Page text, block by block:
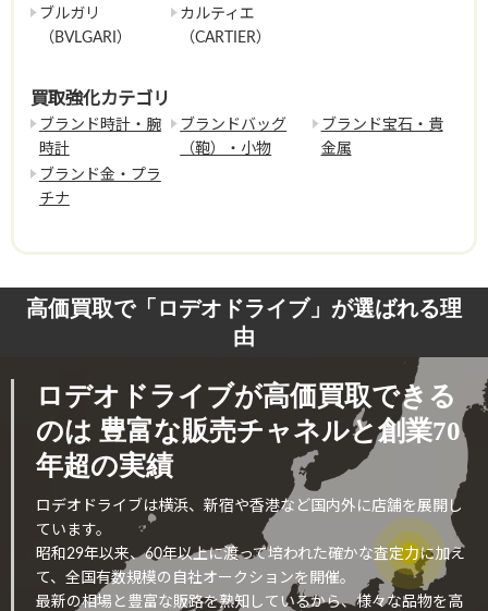
ブルガリ
（BVLGARI）
カルティエ
（CARTIER）
買取強化カテゴリ
ブランド時計・腕
時計
ブランドバッグ
（鞄）・小物
ブランド宝石・貴
金属
ブランド金・プラ
チナ
高価買取で「ロデオドライブ」が選ばれる理
由
ロデオドライブが高価買取できる
のは 豊富な販売チャネルと創業70
年超の実績
ロデオドライブは横浜、新宿や香港など国内外に店舗を展開し
ています。
昭和29年以来、60年以上に渡って培われた確かな査定力に加え
て、全国有数規模の自社オークションを開催。
最新の相場と豊富な販路を熟知しているから、様々な品物を高